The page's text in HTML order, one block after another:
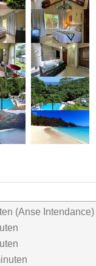
(Anse Intendance)